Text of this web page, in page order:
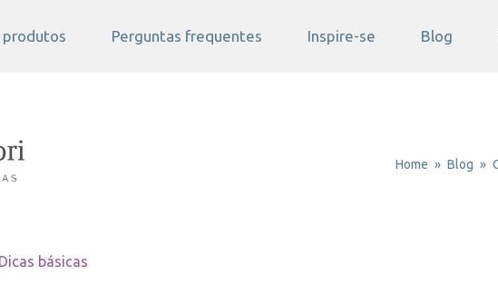
produtos Perguntas frequentes Inspire-se Blog
Home Blog
básicas